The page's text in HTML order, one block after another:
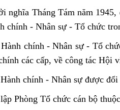
nghĩa Tháng Tám năm
chính - Nhân sự - Tổ chức
chính - Nhân sự - Tổ
các cấp, về công tác Hội
chính - Nhân sự được
Phòng Tổ chức cán bộ